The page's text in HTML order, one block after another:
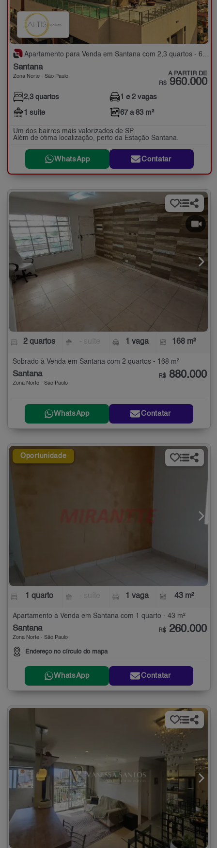
Apartamento para Venda em Santana com 2,3 quartos - 67 a 83 m²
Santana
Zona Norte - São Paulo A PARTIR DE
R$ 960.000
2,3 quartos
1 suíte
1 e 2 vagas
67 a 83 m²
Um dos bairros mais valorizados de SP.
Além de ótima localização, perto da Estação Santana.
WhatsApp Contatar
2 quartos 1 vaga 168 m²
Sobrado à Venda em Santana com 2 quartos - 168 m²
Santana
Zona Norte - São Paulo
R$ 880.000
WhatsApp Contatar
Oportunidade
1 quarto 1 vaga 43 m²
Apartamento à Venda em Santana com 1 quarto - 43 m²
Santana
Zona Norte - São Paulo
Endereço no círculo do mapa
R$ 260.000
WhatsApp Contatar